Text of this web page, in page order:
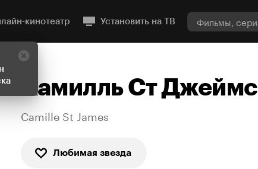
кинотеатр Установить на ТВ
Камилль Ст Джеймс
Camille St James
Любимая звезда